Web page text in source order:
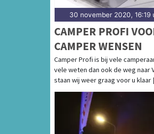
30 november 2020, 16:19
CAMPER PROFI
CAMPER WENSEN
Camper Profi is bij vele
vele weten dan ook de weg naar
staan wij weer graag voor u klaar